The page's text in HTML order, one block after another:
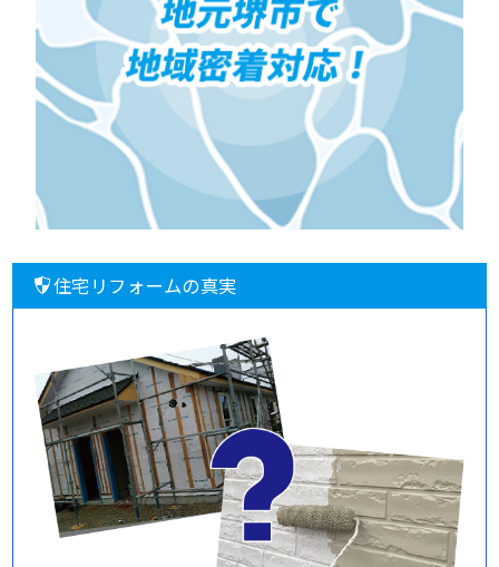
住宅リフォームの真実